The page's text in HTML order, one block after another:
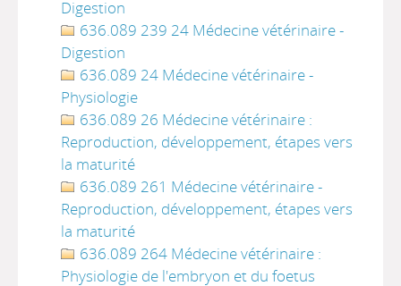
Digestion
636.089 239 24 Médecine vétérinaire -
Digestion
636.089 24 Médecine vétérinaire -
Physiologie
636.089 26 Médecine vétérinaire :
Reproduction, développement, étapes vers
la maturité
636.089 261 Médecine vétérinaire -
Reproduction, développement, étapes vers
la maturité
636.089 264 Médecine vétérinaire :
Physiologie de l'embryon et du foetus